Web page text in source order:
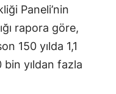
Sivas
Tekirdağ
Paneli’nin
rapora göre,
150 yılda 1,1
yıldan fazla